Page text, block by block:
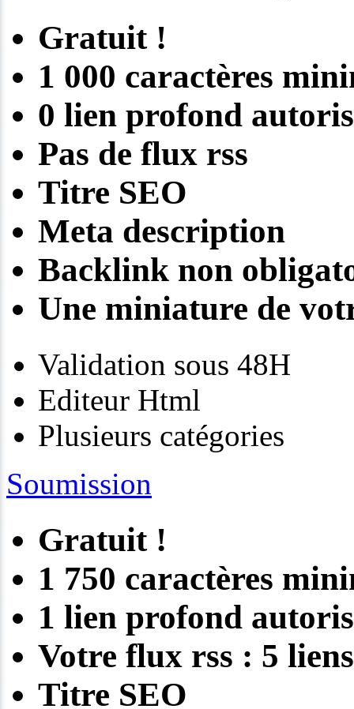
Gratuit !
1 000 caractères
0 lien profond
Pas de flux rss
Titre SEO
Meta description
Backlink non
Une miniature de
Validation sous 48H
Editeur Html
Plusieurs catégories
Soumission
Gratuit !
1 750 caractères
1 lien profond
Votre flux rss : 5
Titre SEO